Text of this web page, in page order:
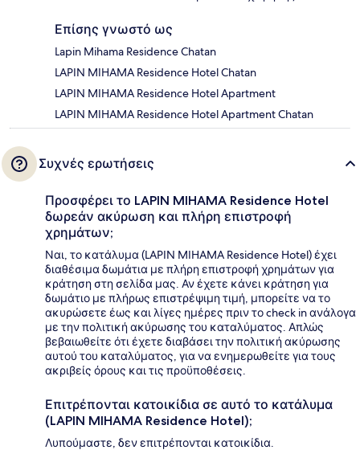
Επίσης γνωστό ως
Lapin Mihama Residence Chatan
LAPIN MIHAMA Residence Hotel Chatan
LAPIN MIHAMA Residence Hotel Apartment
LAPIN MIHAMA Residence Hotel Apartment Chatan
Συχνές ερωτήσεις
Προσφέρει το LAPIN MIHAMA Residence Hotel
δωρεάν ακύρωση και πλήρη επιστροφή
χρημάτων;
Ναι, το κατάλυμα (LAPIN MIHAMA Residence Hotel) έχει
διαθέσιμα δωμάτια με πλήρη επιστροφή χρημάτων για
κράτηση στη σελίδα μας. Αν έχετε κάνει κράτηση για
δωμάτιο με πλήρως επιστρέψιμη τιμή, μπορείτε να το
ακυρώσετε έως και λίγες ημέρες πριν το check in ανάλογα
με την πολιτική ακύρωσης του καταλύματος. Απλώς
βεβαιωθείτε ότι έχετε διαβάσει την πολιτική ακύρωσης
αυτού του καταλύματος, για να ενημερωθείτε για τους
ακριβείς όρους και τις προϋποθέσεις.
Επιτρέπονται κατοικίδια σε αυτό το κατάλυμα
(LAPIN MIHAMA Residence Hotel);
Λυπούμαστε, δεν επιτρέπονται κατοικίδια.